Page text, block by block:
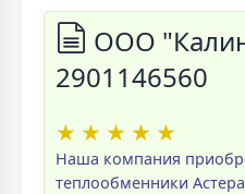
ООО
2901146560
★ ★ ★ ★ ★
Наша компания
теплообменники